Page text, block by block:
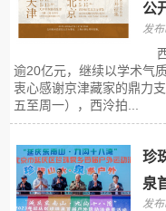
公
发
西
逾20亿元，继续以学术气
衷心感谢京津藏家的鼎力
五至周一），西泠拍...
珍
泉
发